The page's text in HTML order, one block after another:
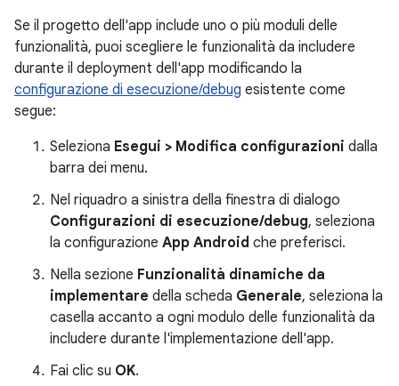
Se il progetto dell'app include uno o più moduli delle
funzionalità, puoi scegliere le funzionalità da includere
durante il deployment dell'app modificando la
configurazione di esecuzione/debug esistente come
segue:
Seleziona Esegui > Modifica configurazioni dalla
barra dei menu.
Nel riquadro a sinistra della finestra di dialogo
Configurazioni di esecuzione/debug, seleziona
la configurazione App Android che preferisci.
Nella sezione Funzionalità dinamiche da
implementare della scheda Generale, seleziona la
casella accanto a ogni modulo delle funzionalità da
includere durante l'implementazione dell'app.
Fai clic su OK.